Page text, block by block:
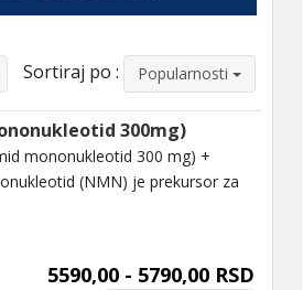
Sortiraj po : Popularnosti
300mg)
mononukleotid 300 mg) +
(NMN) je prekursor za
5590,00 - 5790,00 RSD